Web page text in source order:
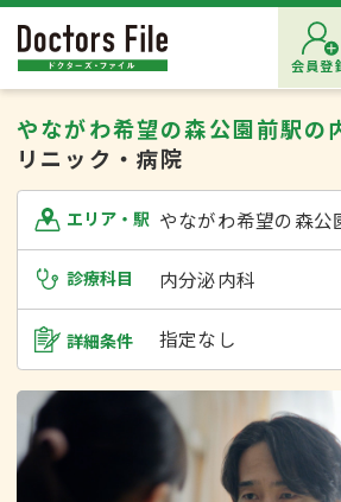
会員登
やながわ希望の森公園前駅の
リニック・病院
エリア・駅 やながわ希望の森公
診療科目 内分泌内科
詳細条件 指定なし